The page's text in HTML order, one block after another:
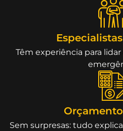
Têm experiência para
Sem surpresas: tudo